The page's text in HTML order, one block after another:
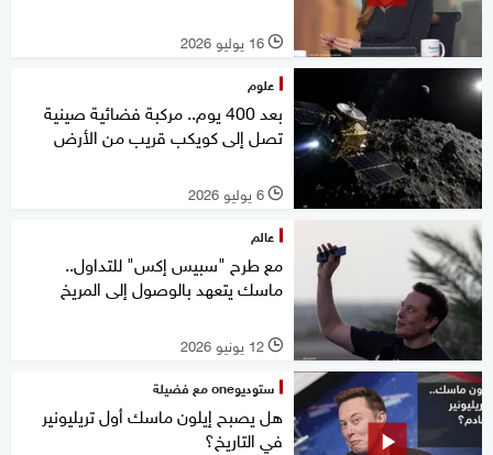
l 16 يوليو 2026
علوم
بعد 400 يوم.. مركبة فضائية صينية
تصل إلى كويكب قريب من الأرض
l 6 يوليو 2026
عالم
مع طرح "سبيس إكس" للتداول..
ماسك يتعهد بالوصول إلى المريخ
l 12 يونيو 2026
ستوديوone مع فضيلة
هل يصبح إيلون ماسك أول تريليونير
في التاريخ؟